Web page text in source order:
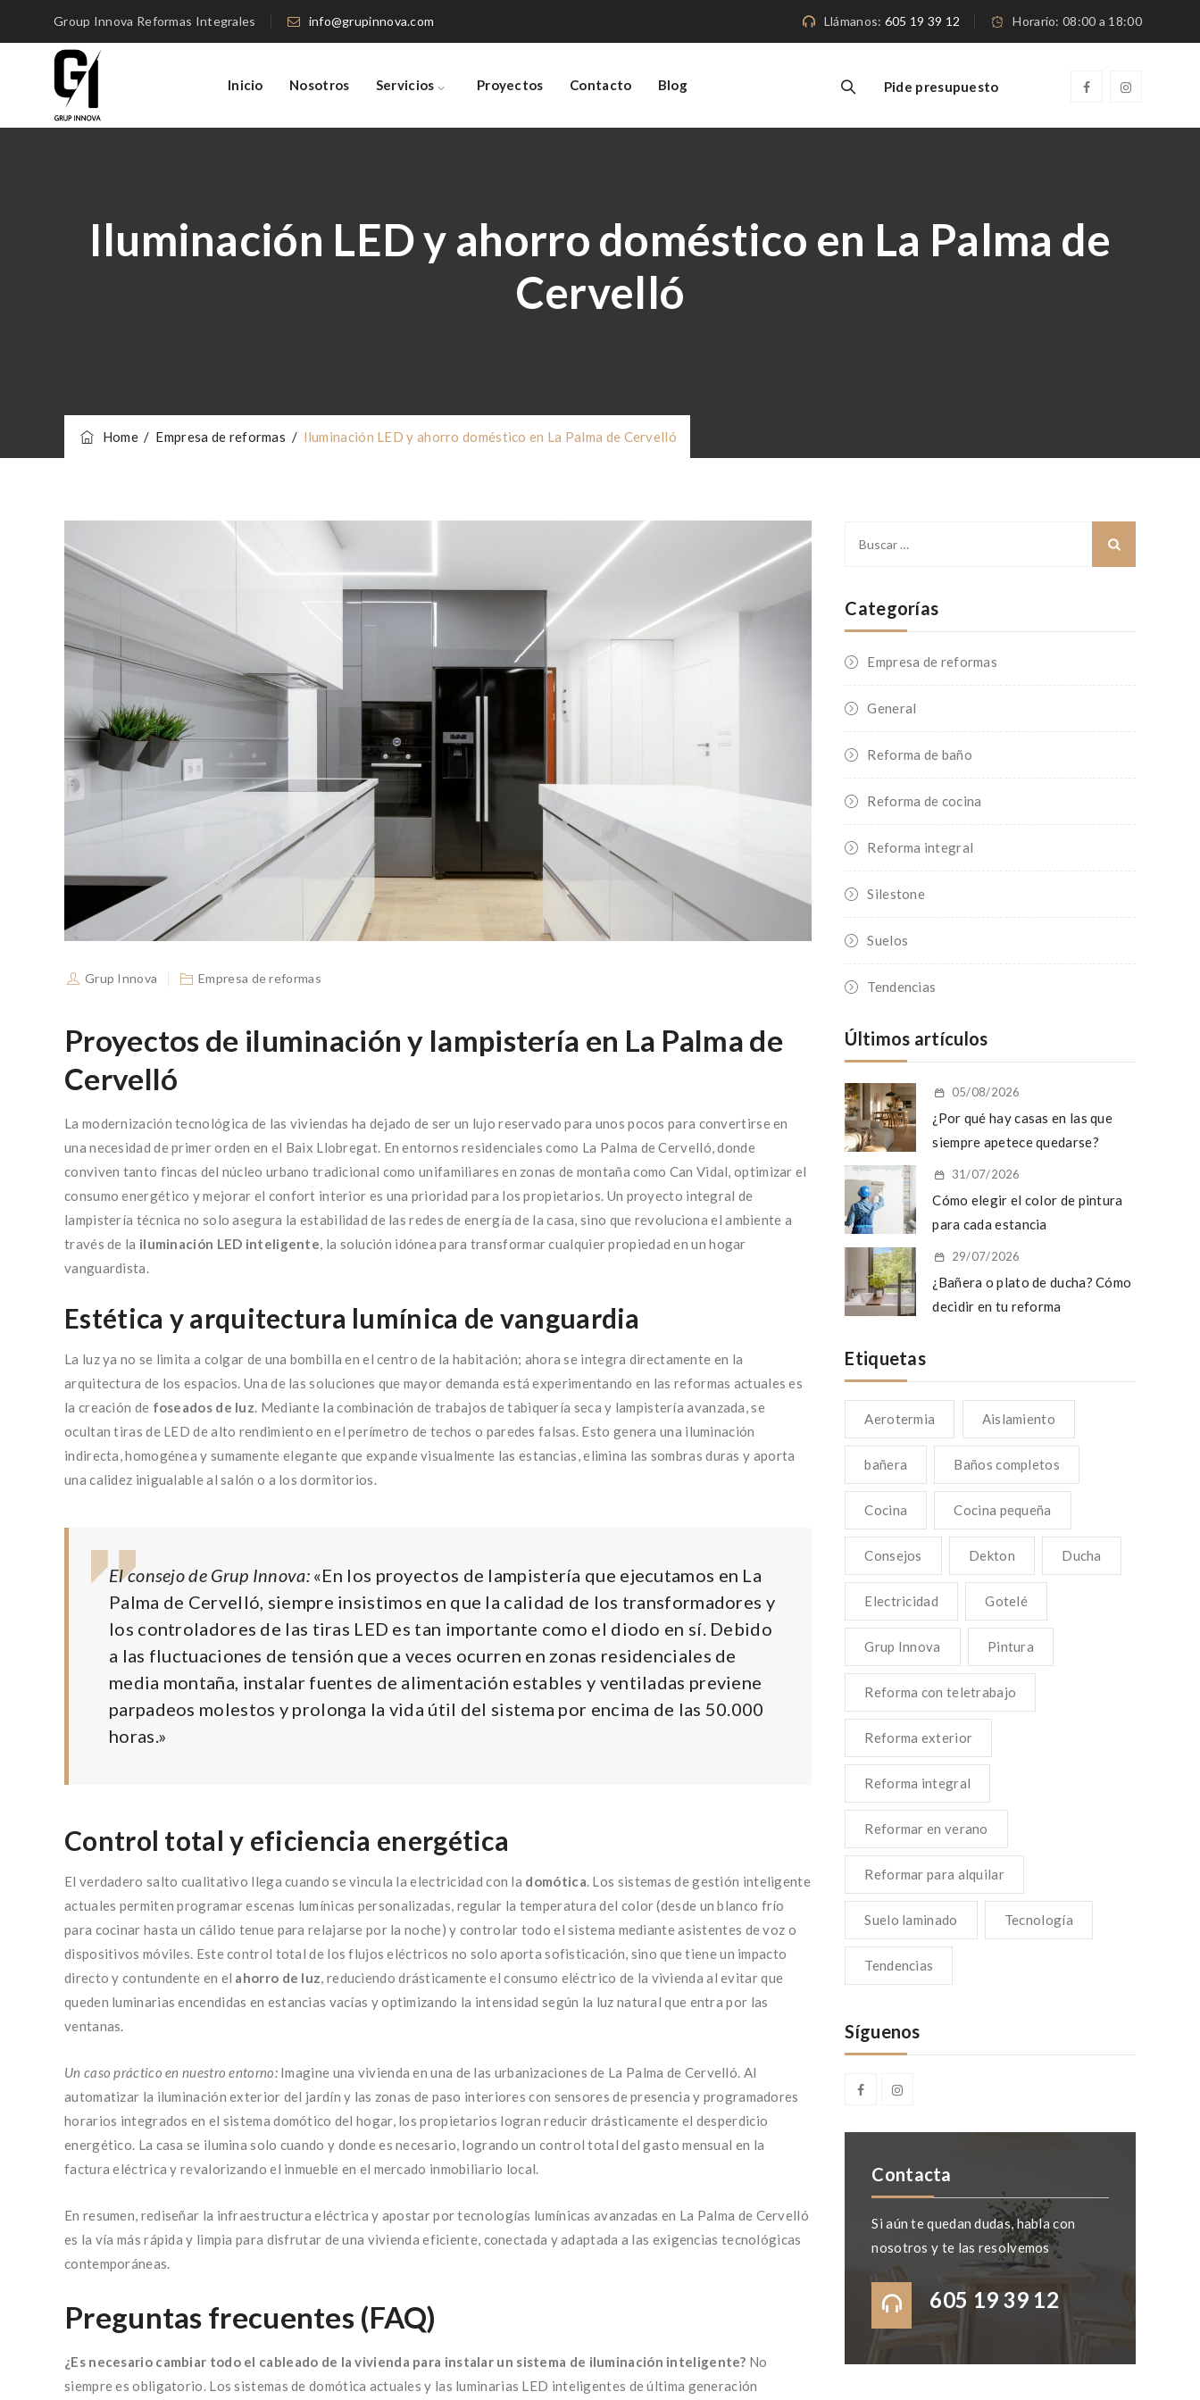
Group Innova Reformas Integrales info@grupinnova.com Llámanos: 605 19 39 12 Horario: 08:00 a 18:00
Pide presupuesto
Inicio Nosotros Servicios Proyectos Contacto Blog
Iluminación LED y ahorro doméstico en La Palma de
Cervelló
Home/ Empresa de reformas / Iluminación LED y ahorro doméstico en La Palma de Cervelló
Grup Innova Empresa de reformas
Proyectos de iluminación y lampistería en La Palma de
Cervelló
La modernización tecnológica de las viviendas ha dejado de ser un lujo reservado para unos pocos para convertirse en
una necesidad de primer orden en el Baix Llobregat. En entornos residenciales como La Palma de Cervelló, donde
conviven tanto fincas del núcleo urbano tradicional como unifamiliares en zonas de montaña como Can Vidal, optimizar el
consumo energético y mejorar el confort interior es una prioridad para los propietarios. Un proyecto integral de
lampistería técnica no solo asegura la estabilidad de las redes de energía de la casa, sino que revoluciona el ambiente a
través de la iluminación LED inteligente, la solución idónea para transformar cualquier propiedad en un hogar
vanguardista.
Estética y arquitectura lumínica de vanguardia
La luz ya no se limita a colgar de una bombilla en el centro de la habitación; ahora se integra directamente en la
arquitectura de los espacios. Una de las soluciones que mayor demanda está experimentando en las reformas actuales es
la creación de foseados de luz. Mediante la combinación de trabajos de tabiquería seca y lampistería avanzada, se
ocultan tiras de LED de alto rendimiento en el perímetro de techos o paredes falsas. Esto genera una iluminación
indirecta, homogénea y sumamente elegante que expande visualmente las estancias, elimina las sombras duras y aporta
una calidez inigualable al salón o a los dormitorios.
El consejo de Grup Innova: «En los proyectos de lampistería que ejecutamos en La
Palma de Cervelló, siempre insistimos en que la calidad de los transformadores y
los controladores de las tiras LED es tan importante como el diodo en sí. Debido
a las fluctuaciones de tensión que a veces ocurren en zonas residenciales de
media montaña, instalar fuentes de alimentación estables y ventiladas previene
parpadeos molestos y prolonga la vida útil del sistema por encima de las 50.000
horas.»
Control total y eficiencia energética
El verdadero salto cualitativo llega cuando se vincula la electricidad con la domótica. Los sistemas de gestión inteligente
actuales permiten programar escenas lumínicas personalizadas, regular la temperatura del color (desde un blanco frío
para cocinar hasta un cálido tenue para relajarse por la noche) y controlar todo el sistema mediante asistentes de voz o
dispositivos móviles. Este control total de los flujos eléctricos no solo aporta sofisticación, sino que tiene un impacto
directo y contundente en el ahorro de luz, reduciendo drásticamente el consumo eléctrico de la vivienda al evitar que
queden luminarias encendidas en estancias vacías y optimizando la intensidad según la luz natural que entra por las
ventanas.
Un caso práctico en nuestro entorno:Imagine una vivienda en una de las urbanizaciones de La Palma de Cervelló. Al
automatizar la iluminación exterior del jardín y las zonas de paso interiores con sensores de presencia y programadores
horarios integrados en el sistema domótico del hogar, los propietarios logran reducir drásticamente el desperdicio
energético. La casa se ilumina solo cuando y donde es necesario, logrando un control total del gasto mensual en la
factura eléctrica y revalorizando el inmueble en el mercado inmobiliario local.
En resumen, rediseñar la infraestructura eléctrica y apostar por tecnologías lumínicas avanzadas en La Palma de Cervelló
es la vía más rápida y limpia para disfrutar de una vivienda eficiente, conectada y adaptada a las exigencias tecnológicas
contemporáneas.
Preguntas frecuentes (FAQ)
¿Es necesario cambiar todo el cableado de la vivienda para instalar un sistema de iluminación inteligente? No
siempre es obligatorio. Los sistemas de domótica actuales y las luminarias LED inteligentes de última generación
Categorías
Empresa de reformas
General
Reforma de baño
Reforma de cocina
Reforma integral
Silestone
Suelos
Tendencias
Últimos artículos
05/08/2026
¿Por qué hay casas en las que
siempre apetece quedarse?
31/07/2026
Cómo elegir el color de pintura
para cada estancia
29/07/2026
¿Bañera o plato de ducha? Cómo
decidir en tu reforma
Etiquetas
Aerotermia Aislamiento
bañera Baños completos
Cocina Cocina pequeña
Consejos Dekton Ducha
Electricidad Gotelé
Grup Innova Pintura
Reforma con teletrabajo
Reforma exterior
Reforma integral
Reformar en verano
Reformar para alquilar
Suelo laminado Tecnología
Tendencias
Síguenos
Contacta
Si aún te quedan dudas, habla con
nosotros y te las resolvemos
605 19 39 12